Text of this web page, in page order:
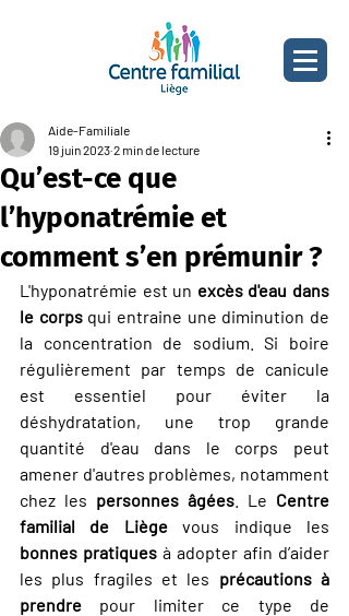
Qu’est-ce que
l’hyponatrémie et
comment s’en prémunir ?
Aide-Familiale
19 juin 2023 2 min de lecture
L'hyponatrémie est un excès d'eau dans
le corps qui entraine une diminution de
la concentration de sodium. Si boire
régulièrement par temps de canicule
est essentiel pour éviter la
déshydratation, une trop grande
quantité d'eau dans le corps peut
amener d'autres problèmes, notamment
chez les personnes âgées . Le Centre
familial de Liège
bonnes pratiques à adopter afin d’aider
les plus fragiles et les précautions à
prendre pour limiter ce type de